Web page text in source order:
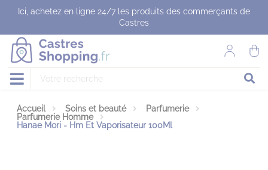
Ici, achetez en ligne 24/7 les produits des commerçants de
Castres
Accueil Soins et beauté
Parfumerie
Parfumerie Homme
Hanae Mori - Hm Et Vaporisateur 100Ml
Panneau de gestion des cookies